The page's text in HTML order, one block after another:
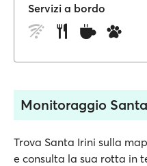
Servizi a bordo
Monitoraggio
Trova Santa Irini sulla
e consulta la sua rotta in